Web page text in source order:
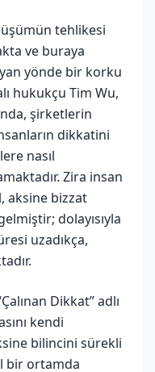
tehlikesi
ve buraya
yönde bir korku
hukukçu Tim Wu,
şirketlerin
dikkatini
nasıl
Zira insan
aksine bizzat
dolayısıyla
uzadıkça,
Dikkat” adlı
kendi
bilincini sürekli
bir ortamda